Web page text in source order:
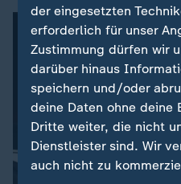
der eingesetzten
erforderlich für unser
Zustimmung dürfen wir
darüber hinaus
speichern und/oder
deine Daten ohne deine
Dritte weiter, die nicht
Dienstleister sind. Wir
auch nicht zu